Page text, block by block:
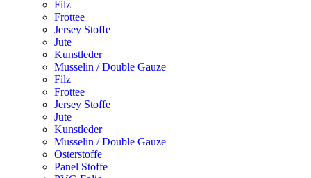
Filz
Frottee
Jersey Stoffe
Jute
Kunstleder
Musselin / Double Gauze
Filz
Frottee
Jersey Stoffe
Jute
Kunstleder
Musselin / Double Gauze
Osterstoffe
Panel Stoffe